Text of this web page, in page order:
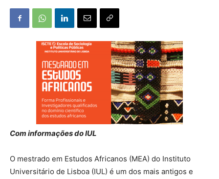
Com informações do IUL
O mestrado em Estudos Africanos (MEA) do Instituto
Universitário de Lisboa (IUL) é um dos mais antigos e